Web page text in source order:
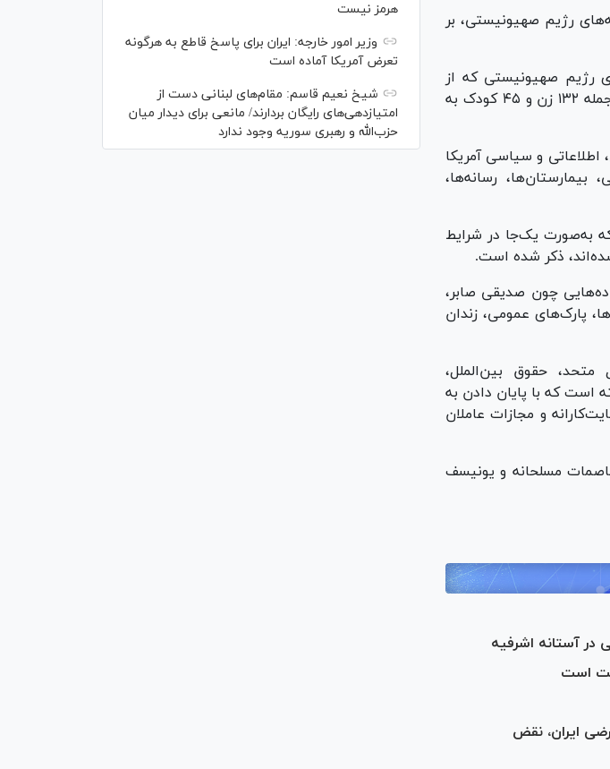
رژیم صهیونیستی، بر
رژیم صهیونیستی که از
بامداد ۲۳ خرداد ۱۴۰۴ آغاز و تا ۳ تیر ادامه یافت، هزار و ۱۰۰ غیرنظامی بی‌گناه ازجمله ۱۳۲ زن و ۴۵ کودک به
و سیاسی آمریکا
رسانه‌ها،
به‌صورت یک‌جا در شرایط
ذکر شده است.
اعضای خانواده‌هایی چون صدیقی صابر،
پارک‌های عمومی، زندان
حقوق بین‌الملل،
است که با پایان دادن به
و مجازات عاملان
مسلحانه و یونیسف
در آستانه اشرفیه
است
ایران، نقض
هرمز نیست
وزیر امور خارجه: ایران برای پاسخ قاطع به هرگونه
تعرض آمریکا آماده است
شیخ نعیم قاسم: مقام‌های لبنانی دست از
امتیازدهی‌های رایگان بردارند/ مانعی برای دیدار میان
حزب‌الله و رهبری سوریه وجود ندارد